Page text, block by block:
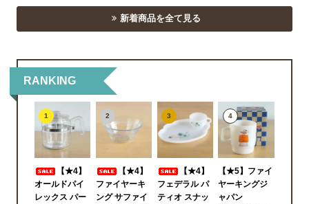
新着商品を全て見る
RANKING
1
【★4】
オールドパイ
レックス パー
2
【★4】
ファイヤーキ
ング サファイ
3
【★4】
フェデラル パ
ティオ スナッ
4
【★5】ファイ
ヤーキングジ
ャパン